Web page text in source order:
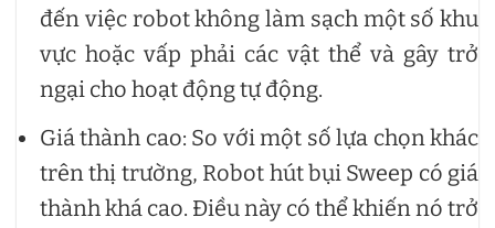
đến việc robot không làm sạch một số khu
vực hoặc vấp phải các vật thể và gây trở
ngại cho hoạt động tự động.
Giá thành cao: So với một số lựa chọn khác
trên thị trường, Robot hút bụi Sweep có giá
thành khá cao. Điều này có thể khiến nó trở